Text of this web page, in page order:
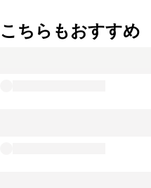
こちらもおすすめ